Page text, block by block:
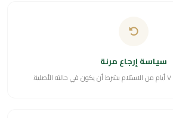
سياسة إرجاع مرنة